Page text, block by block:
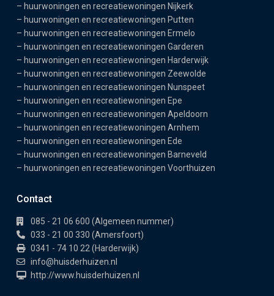
– huurwoningen en recreatiewoningen Nijkerk
– huurwoningen en recreatiewoningen Putten
– huurwoningen en recreatiewoningen Ermelo
– huurwoningen en recreatiewoningen Garderen
– huurwoningen en recreatiewoningen Harderwijk
– huurwoningen en recreatiewoningen Zeewolde
– huurwoningen en recreatiewoningen Nunspeet
– huurwoningen en recreatiewoningen Epe
– huurwoningen en recreatiewoningen Apeldoorn
– huurwoningen en recreatiewoningen Arnhem
– huurwoningen en recreatiewoningen Ede
– huurwoningen en recreatiewoningen Barneveld
– huurwoningen en recreatiewoningen Voorthuizen
Contact
085 - 21 06 600 (Algemeen nummer)
033 - 21 00 330 (Amersfoort)
0341 - 74 10 22 (Harderwijk)
info@huisderhuizen.nl
http://www.huisderhuizen.nl